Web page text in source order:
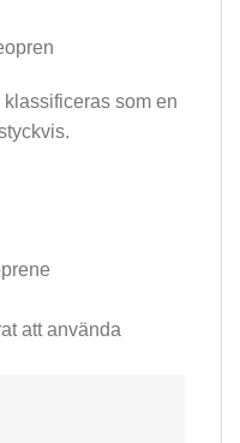
som en
att använda